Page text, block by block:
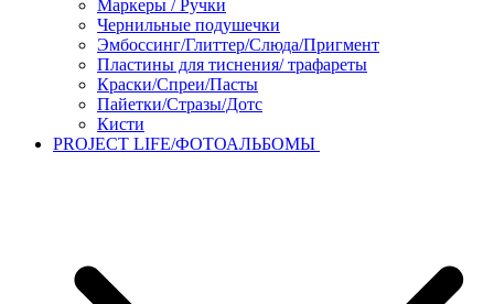
Маркеры / Ручки
Чернильные подушечки
Эмбоссинг/Глиттер/Слюда/Пригмент
Пластины для тиснения/ трафареты
Краски/Спреи/Пасты
Пайетки/Стразы/Дотс
Кисти
PROJECT LIFE/ФОТОАЛЬБОМЫ